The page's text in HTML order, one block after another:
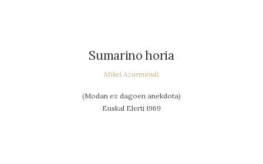
Sumarino horia
Mikel Azurmendi
(Modan ez dagoen anekdota)
Euskal Elerti 1969